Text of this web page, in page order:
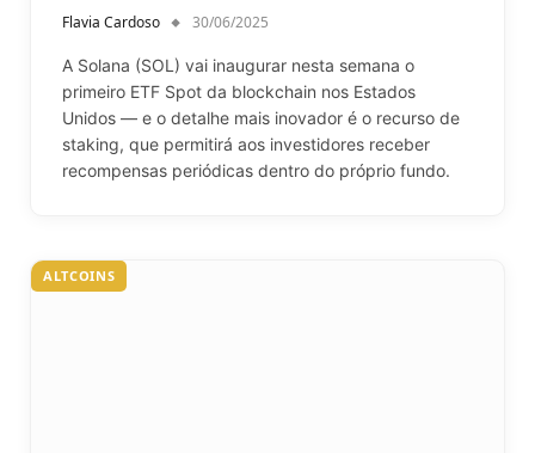
Flavia Cardoso 30/06/2025
A Solana (SOL) vai inaugurar nesta semana o
primeiro ETF Spot da blockchain nos Estados
Unidos — e o detalhe mais inovador é o recurso de
staking, que permitirá aos investidores receber
recompensas periódicas dentro do próprio fundo.
ALTCOINS